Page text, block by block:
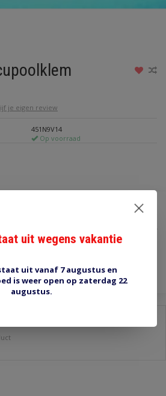
je eigen review
451N9V14
Op voorraad
€2,75
uit wegens vakantie
uit vanaf 7 augustus en
is weer open op zaterdag 22
augustus.